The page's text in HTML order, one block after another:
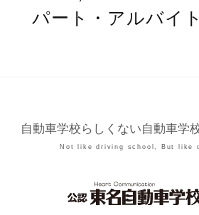
パート・アルバイ
自動車学校らしくない自動車学
Not like driving school, But like